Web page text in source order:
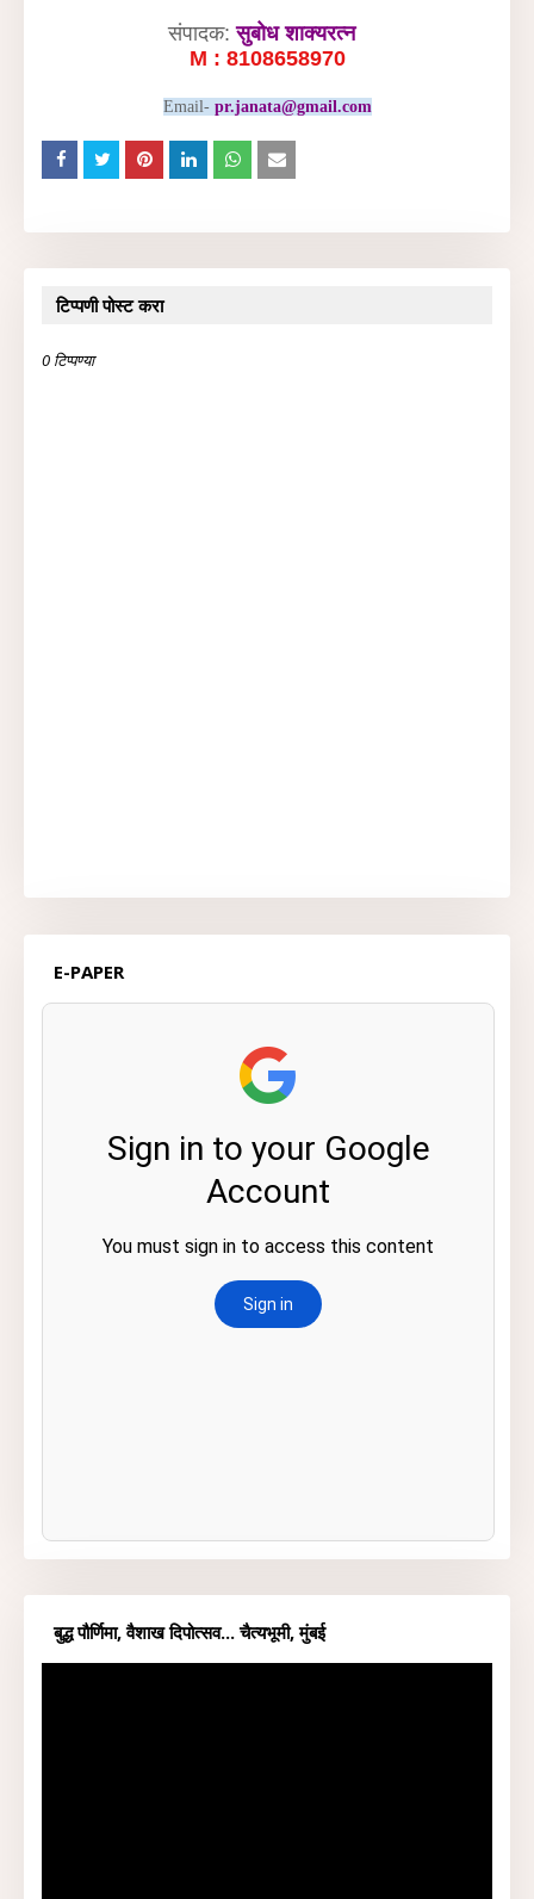
संपादक:सुबोध शाक्यरत्न
M : 8108658970
Email- pr.janata@gmail.com
टिप्पणी पोस्ट करा
0 टिप्पण्या
E-PAPER
बुद्ध पौर्णिमा, वैशाख दिपोत्सव... चैत्यभूमी, मुंबई